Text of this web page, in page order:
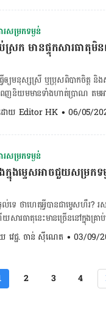
នឹង​រក្សា​ទុក​នូវ​ថាមពល​ ព្រម​ទាំង​​ភ្
រឹមត្រូវ ជាមួយ​គ្នា​នេះ​ដែរ​ ការ​
ល​មាន​រូបរាង​ស្គម​មួយ​ចំនួន​ ញ៉ាំ​ច្រ
ម​ផ្សេងៗច្រើន​​នោះទេ​​ នាំឲ្យ​ពួក
ខ្វះ​កាឡូរី នោះ​ទើប​រាងកាយ​មិន​
ប្រភេទ១ ឬ​ ២ - មាន​បញ្ហា​ក្រពេញ
ប់​ឈាម។ ដូចនេះ​ប្រសិនបើ​អ្នក​ស្គម​ជ្រុល​រហូត​ខ្វះ​គីឡូ ត្រូវតែ​ទៅ​ជួប​
ម្បី​ពិនិត្យ​សុខភាព រក​មូលហេតុ​ដែ
។ ប្រសិនបើ​យើង​ចង់​ដឹង​ថា​ខ្វះ ឬ​លើស​គីឡូ​អាច​គណនា​តាម BMI
ាមួយ​កម្ពស់​លើក​ជា​ការ៉េ ហើយ​
៨.៥ ទៅ ២៤.៩។
សម្រកទម្ងន់
ស្រក មានផ្ទុកសារធាតុមិ
ើឲ្យ​មនុស្ស​ស្រី ឬ​ប្រុស​ពិបាក​ចិត្ត និ
េញ​និយម​មាន​ទាំង​ហាត់ប្រាណ តម​
ើសរើស​ថ្នាំ​សម្រក​លេប​តាម​អនឡា
ដោយ Editor HK • 06/05/
សម្រកទម្ងន់
ក្នុងម្ទេសអាចជួយសម្រកទ
ល់​ទេ ថាហេតុ​អ្វី​បាន​ជា​ម្ទេសហឹរ?
រធាតុ​នេះ​មាន​ច្រើន​នៅ​ក្នុង​គ្រា
ធាតុ​មួយ​នេះ​ចំពោះ​សុខភាពយើង។
ផ្អែក​លើ​ការ​ធ្វើ​មេតាបូលីស​ដែល​
និង​ដុត​បំផ្លាញ​ខ្លាញ់​​បាន​លឿន។ នេ
ាព​រាងកាយ​ ដែល​បណ្ដាល​ឲ្យ​មាន​
វេជ្ជ. ចាន់ ស៊ីណេត • 03/09/
2 3 4